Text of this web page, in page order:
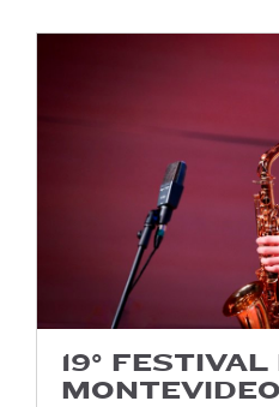
19°
MONTEVIDEO